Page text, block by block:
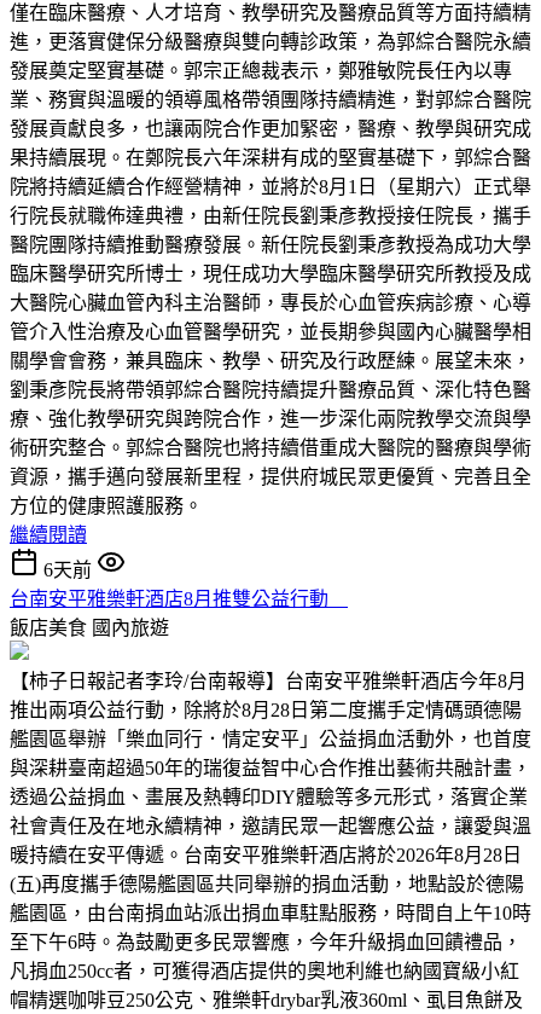
僅在臨床醫療、人才培育、教學研究及醫療品質等方面持續精
進，更落實健保分級醫療與雙向轉診政策，為郭綜合醫院永續
發展奠定堅實基礎。郭宗正總裁表示，鄭雅敏院長任內以專
業、務實與溫暖的領導風格帶領團隊持續精進，對郭綜合醫院
發展貢獻良多，也讓兩院合作更加緊密，醫療、教學與研究成
果持續展現。在鄭院長六年深耕有成的堅實基礎下，郭綜合醫
院將持續延續合作經營精神，並將於8月1日（星期六）正式舉
行院長就職佈達典禮，由新任院長劉秉彥教授接任院長，攜手
醫院團隊持續推動醫療發展。新任院長劉秉彥教授為成功大學
臨床醫學研究所博士，現任成功大學臨床醫學研究所教授及成
大醫院心臟血管內科主治醫師，專長於心血管疾病診療、心導
管介入性治療及心血管醫學研究，並長期參與國內心臟醫學相
關學會會務，兼具臨床、教學、研究及行政歷練。展望未來，
劉秉彥院長將帶領郭綜合醫院持續提升醫療品質、深化特色醫
療、強化教學研究與跨院合作，進一步深化兩院教學交流與學
術研究整合。郭綜合醫院也將持續借重成大醫院的醫療與學術
資源，攜手邁向發展新里程，提供府城民眾更優質、完善且全
方位的健康照護服務。
繼續閱讀
6天前
台南安平雅樂軒酒店8月推雙公益行動
飯店美食 國內旅遊
【柿子日報記者李玲/台南報導】台南安平雅樂軒酒店今年8月
推出兩項公益行動，除將於8月28日第二度攜手定情碼頭德陽
艦園區舉辦「樂血同行．情定安平」公益捐血活動外，也首度
與深耕臺南超過50年的瑞復益智中心合作推出藝術共融計畫，
透過公益捐血、畫展及熱轉印DIY體驗等多元形式，落實企業
社會責任及在地永續精神，邀請民眾一起響應公益，讓愛與溫
暖持續在安平傳遞。台南安平雅樂軒酒店將於2026年8月28日
(五)再度攜手德陽艦園區共同舉辦的捐血活動，地點設於德陽
艦園區，由台南捐血站派出捐血車駐點服務，時間自上午10時
至下午6時。為鼓勵更多民眾響應，今年升級捐血回饋禮品，
凡捐血250cc者，可獲得酒店提供的奧地利維也納國寶級小紅
帽精選咖啡豆250公克、雅樂軒drybar乳液360ml、虱目魚餅及